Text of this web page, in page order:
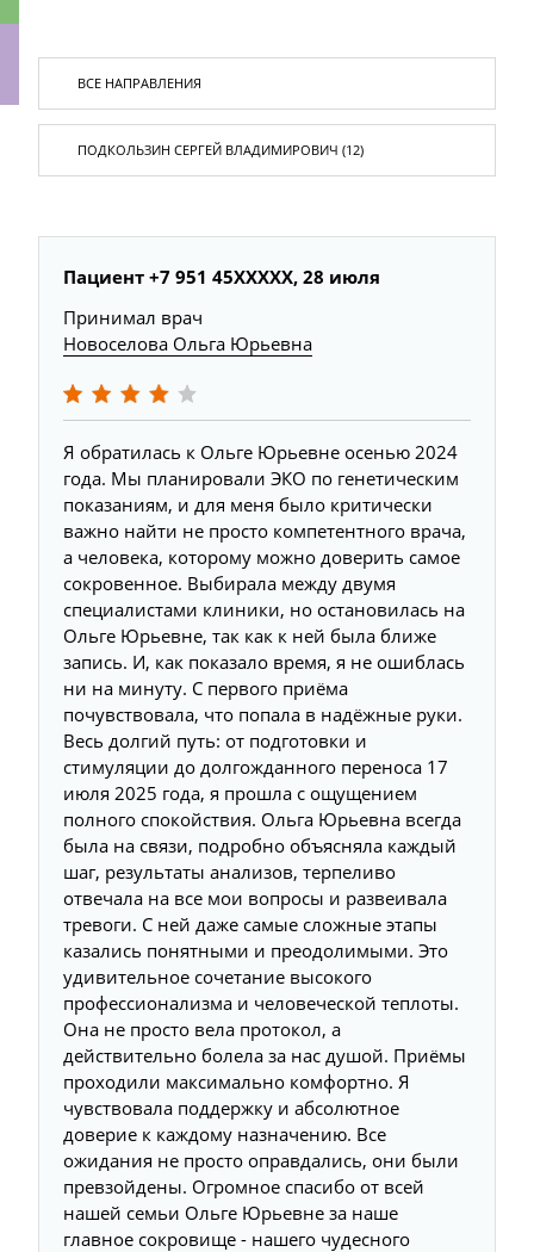
Пациент +7 951 45XXXXX, 28 июля
Принимал врач
Новоселова Ольга Юрьевна
Я обратилась к Ольге Юрьевне осенью 2024
года. Мы планировали ЭКО по генетическим
показаниям, и для меня было критически
важно найти не просто компетентного врача,
а человека, которому можно доверить самое
сокровенное. Выбирала между двумя
специалистами клиники, но остановилась на
Ольге Юрьевне, так как к ней была ближе
запись. И, как показало время, я не ошиблась
ни на минуту. С первого приёма
почувствовала, что попала в надёжные руки.
Весь долгий путь: от подготовки и
стимуляции до долгожданного переноса 17
июля 2025 года, я прошла с ощущением
полного спокойствия. Ольга Юрьевна всегда
была на связи, подробно объясняла каждый
шаг, результаты анализов, терпеливо
отвечала на все мои вопросы и развеивала
тревоги. С ней даже самые сложные этапы
казались понятными и преодолимыми. Это
удивительное сочетание высокого
профессионализма и человеческой теплоты.
Она не просто вела протокол, а
действительно болела за нас душой. Приёмы
проходили максимально комфортно. Я
чувствовала поддержку и абсолютное
доверие к каждому назначению. Все
ожидания не просто оправдались, они были
превзойдены. Огромное спасибо от всей
нашей семьи Ольге Юрьевне за наше
главное сокровище - нашего чудесного